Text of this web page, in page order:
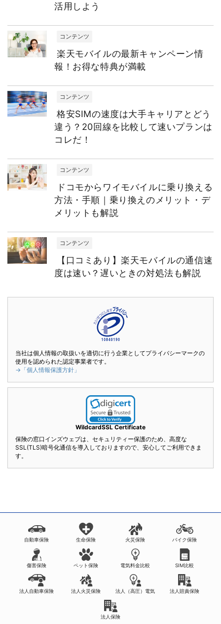
活用しよう
コンテンツ
楽天モバイルの最新キャンペーン情
報！お得な特典が満載
コンテンツ
格安SIMの速度は大手キャリアとどう
違う？20回線を比較して速いプランは
コレだ！
コンテンツ
ドコモからワイモバイルに乗り換える
方法・手順｜乗り換えのメリット・デ
メリットも解説
コンテンツ
【口コミあり】楽天モバイルの通信速
度は速い？遅いときの対処法も解説
当社は個人情報の取扱いを適切に行う企業としてプライバシーマークの
使用を認められた認定事業者です。
→「個人情報保護方針」
WildcardSSL Certificate
保険の窓口インズウェブは、セキュリティー保護のため、高度な
SSL(TLS)暗号化通信を導入しておりますので、安心してご利用できま
す。
自動車保険 生命保険 火災保険 バイク保険
傷害保険 ペット保険 電気料金比較 SIM比較
法人自動車保険 法人火災保険 法人（高圧）電気 法人賠責保険
法人保険